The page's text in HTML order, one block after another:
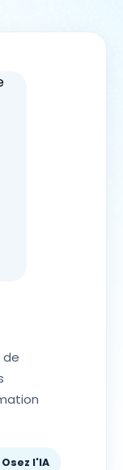
de
l'IA